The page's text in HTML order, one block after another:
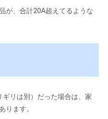
が、合計20A超えてるような
リは別）だった場合は、家
ります。